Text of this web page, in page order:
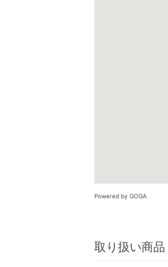
Powered by GOGA
取り扱い商品